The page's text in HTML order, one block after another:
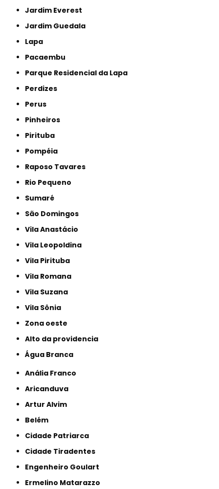
Jardim Everest
Jardim Guedala
Lapa
Pacaembu
Parque Residencial da Lapa
Perdizes
Perus
Pinheiros
Pirituba
Pompéia
Raposo Tavares
Rio Pequeno
Sumaré
São Domingos
Vila Anastácio
Vila Leopoldina
Vila Pirituba
Vila Romana
Vila Suzana
Vila Sônia
Zona oeste
alto da providencia
Água Branca
Anália Franco
Aricanduva
Artur Alvim
Belém
Cidade Patriarca
Cidade Tiradentes
Engenheiro Goulart
Ermelino Matarazzo